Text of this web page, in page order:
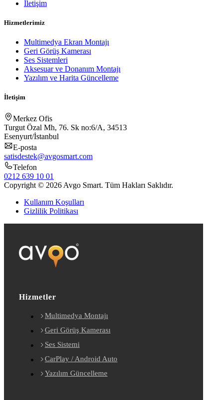
İletişim
Hizmetlerimiz
Multimedya Ekran Montajı
Geri Görüş Kamerası
Ses Sistemleri
Aksesuar ve Donanım Montajı
Yazılım ve Harita Güncelleme
İletişim
Merkez Ofis
Turgut Özal Mh, 76. Sk no:6/A, 34513
Esenyurt/İstanbul
E-posta
satisdestek@avgosmart.com
Telefon
0212 639 10 01
Copyright © 2026 Avgo Smart. Tüm Hakları Saklıdır.
Kullanım Koşulları
Gizlilik Politikası
Hizmetler
Multimedya Montajı
Geri Görüş Kamerası
Ses Sistemi
CarPlay / Android Auto
Yazılım Güncelleme